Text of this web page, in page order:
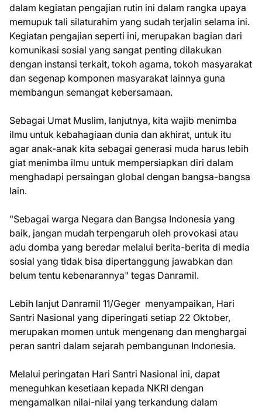
dalam kegiatan pengajian rutin ini dalam rangka upaya
memupuk tali silaturahim yang sudah terjalin selama ini.
Kegiatan pengajian seperti ini, merupakan bagian dari
komunikasi sosial yang sangat penting dilakukan
dengan instansi terkait, tokoh agama, tokoh masyarakat
dan segenap komponen masyarakat lainnya guna
membangun semangat kebersamaan.
Sebagai Umat Muslim, lanjutnya, kita wajib menimba
ilmu untuk kebahagiaan dunia dan akhirat, untuk itu
agar anak-anak kita sebagai generasi muda harus lebih
giat menimba ilmu untuk mempersiapkan diri dalam
menghadapi persaingan global dengan bangsa-bangsa
lain.
"Sebagai warga Negara dan Bangsa Indonesia yang
baik, jangan mudah terpengaruh oleh provokasi atau
adu domba yang beredar melalui berita-berita di media
sosial yang tidak bisa dipertanggung jawabkan dan
belum tentu kebenarannya" tegas Danramil.
Lebih lanjut Danramil 11/Geger menyampaikan, Hari
Santri Nasional yang diperingati setiap 22 Oktober,
merupakan momen untuk mengenang dan menghargai
peran santri dalam sejarah pembangunan Indonesia.
Melalui peringatan Hari Santri Nasional ini, dapat
meneguhkan kesetiaan kepada NKRI dengan
mengamalkan nilai-nilai yang terkandung dalam